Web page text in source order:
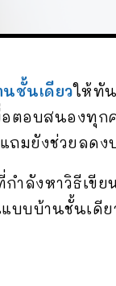
ชั้นเดียวให้ทั
ตอบสนองทุกค
ถมยังช่วยลด
ำลังหาวิธีเขี
บบบ้านชั้นเดี